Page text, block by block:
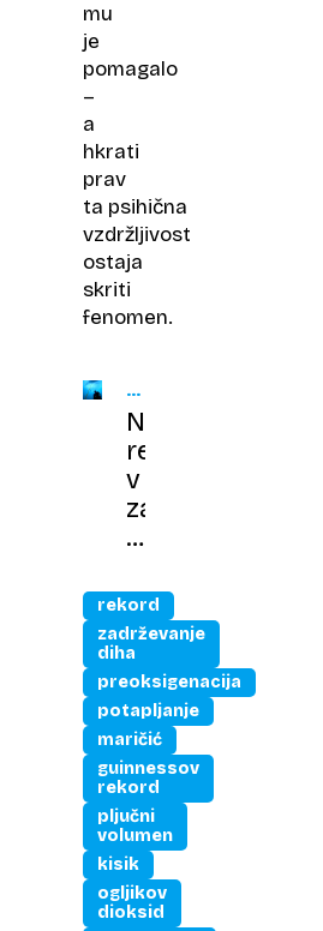
mu
je
pomagalo
–
a
hkrati
prav
ta psihična
vzdržljivost
ostaja
skriti
fenomen.
GUINNESSOV
REKORD
Nov
rekord
v
zadrževanju
sape.
pod
vodo
zdržal
več
kot
29
minut
rekord
zadrževanje
diha
preoksigenacija
potapljanje
maričić
guinnessov
rekord
pljučni
volumen
kisik
ogljikov
dioksid